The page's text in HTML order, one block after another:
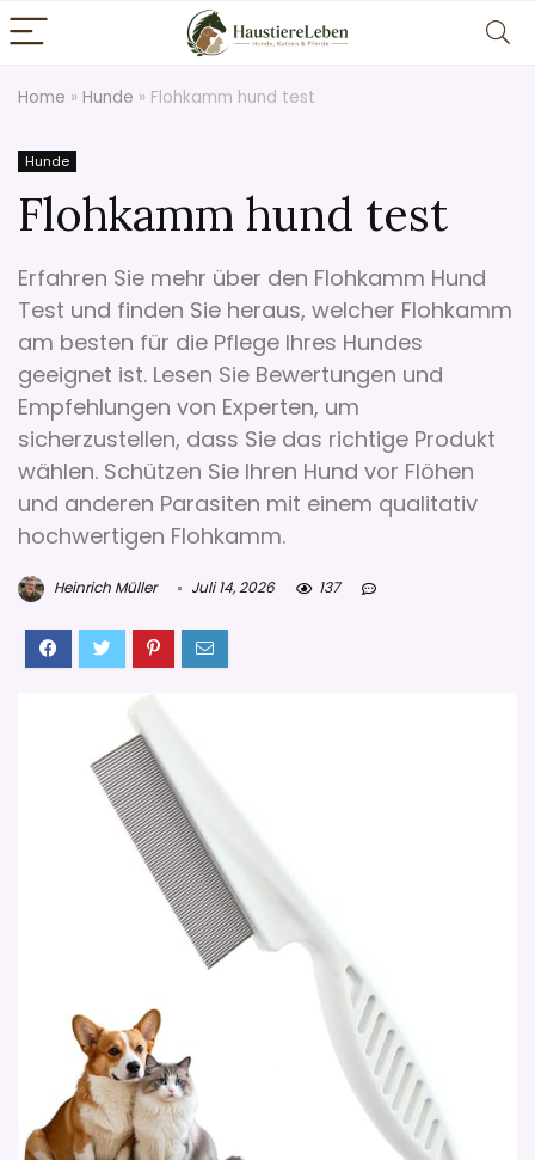
Home » Hunde » Flohkamm hund test
Hunde
Flohkamm hund test
Erfahren Sie mehr über den Flohkamm Hund
Test und finden Sie heraus, welcher Flohkamm
am besten für die Pflege Ihres Hundes
geeignet ist. Lesen Sie Bewertungen und
Empfehlungen von Experten, um
sicherzustellen, dass Sie das richtige Produkt
wählen. Schützen Sie Ihren Hund vor Flöhen
und anderen Parasiten mit einem qualitativ
hochwertigen Flohkamm.
Heinrich Müller Juli 14, 2026 137